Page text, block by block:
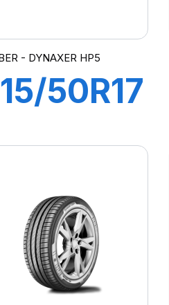
- DYNAXER HP5
50R17